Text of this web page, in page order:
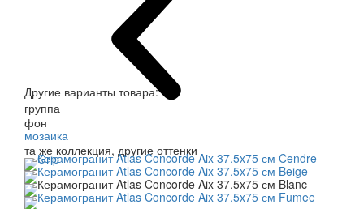
Другие варианты товара:
группа
фон
мозаика
та же коллекция, другие оттенки